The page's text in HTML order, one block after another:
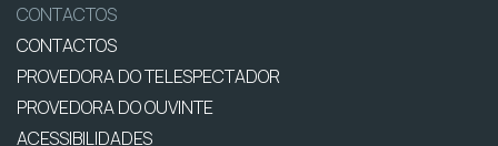
CONTACTOS
CONTACTOS
PROVEDORA DO TELESPECTADOR
PROVEDORA DO OUVINTE
ACESSIBILIDADES